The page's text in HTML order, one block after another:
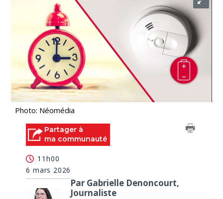
Photo: Néomédia
Partager à
ma communauté
11h00
6 mars 2026
Par Gabrielle Denoncourt,
Journaliste